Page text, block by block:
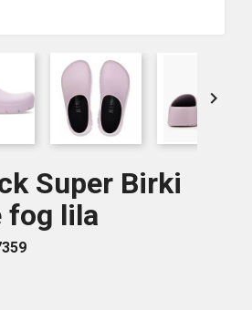

Super Birki
fog lila